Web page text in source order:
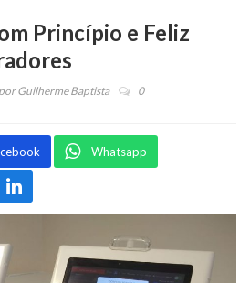
Princípio e Feliz
porGuilherme Baptista 0
Whatsapp